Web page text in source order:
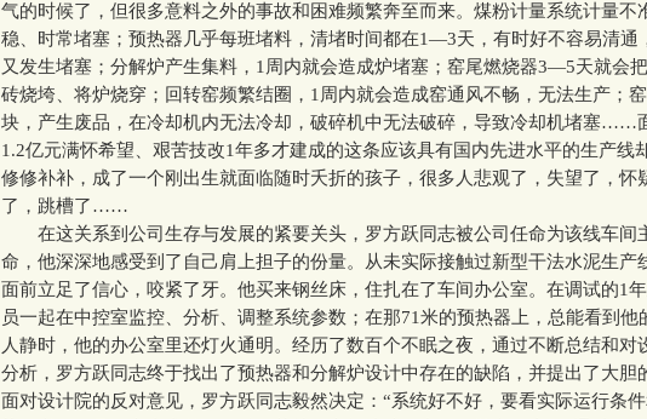
气的时候了，但很多意料之外的事故和困难频繁奔至而来。煤粉计量系统计量不
稳、时常堵塞；预热器几乎每班堵料，清堵时间都在1—3天，有时好不容易清通
又发生堵塞；分解炉产生集料，1周内就会造成炉堵塞；窑尾燃烧器3—5天就会
砖烧垮、将炉烧穿；回转窑频繁结圈，1周内就会造成窑通风不畅，无法生产；
块，产生废品，在冷却机内无法冷却，破碎机中无法破碎，导致冷却机堵塞……
1.2亿元满怀希望、艰苦技改1年多才建成的这条应该具有国内先进水平的生产线
修修补补，成了一个刚出生就面临随时夭折的孩子，很多人悲观了，失望了，怀
了，跳槽了……
在这关系到公司生存与发展的紧要关头，罗方跃同志被公司任命为该线车间
命，他深深地感受到了自己肩上担子的份量。从未实际接触过新型干法水泥生产
面前立足了信心，咬紧了牙。他买来钢丝床，住扎在了车间办公室。在调试的1
员一起在中控室监控、分析、调整系统参数；在那71米的预热器上，总能看到他
人静时，他的办公室里还灯火通明。经历了数百个不眠之夜，通过不断总结和对
分析，罗方跃同志终于找出了预热器和分解炉设计中存在的缺陷，并提出了大胆
面对设计院的反对意见，罗方跃同志毅然决定：“系统好不好，要看实际运行条